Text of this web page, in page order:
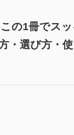
の1冊でス
・選び方・使